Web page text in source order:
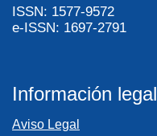
ISSN: 1577-9572
e-ISSN: 1697-2791
Información legal
Aviso Legal